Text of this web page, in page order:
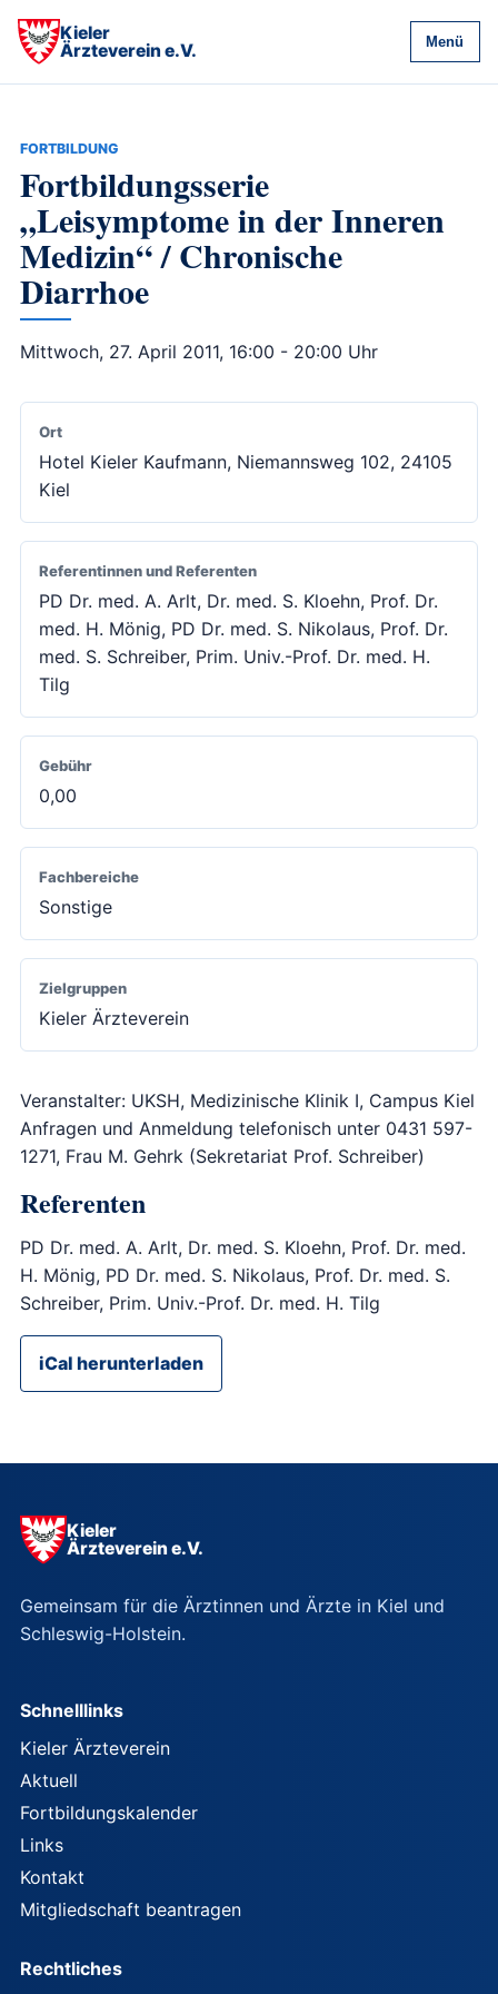
Kieler
Ärzteverein e.V.
Menü
FORTBILDUNG
Fortbildungsserie
„Leisymptome in der Inneren
Medizin“ / Chronische
Diarrhoe
Mittwoch, 27. April 2011, 16:00 - 20:00 Uhr
Ort
Hotel Kieler Kaufmann, Niemannsweg 102, 24105
Kiel
Referentinnen und Referenten
PD Dr. med. A. Arlt, Dr. med. S. Kloehn, Prof. Dr.
med. H. Mönig, PD Dr. med. S. Nikolaus, Prof. Dr.
med. S. Schreiber, Prim. Univ.-Prof. Dr. med. H.
Tilg
Gebühr
0,00
Fachbereiche
Sonstige
Zielgruppen
Kieler Ärzteverein
Veranstalter: UKSH, Medizinische Klinik I, Campus Kiel
Anfragen und Anmeldung telefonisch unter 0431 597-
1271, Frau M. Gehrk (Sekretariat Prof. Schreiber)
Referenten
PD Dr. med. A. Arlt, Dr. med. S. Kloehn, Prof. Dr. med.
H. Mönig, PD Dr. med. S. Nikolaus, Prof. Dr. med. S.
Schreiber, Prim. Univ.-Prof. Dr. med. H. Tilg
iCal herunterladen
Kieler
Ärzteverein e.V.
Gemeinsam für die Ärztinnen und Ärzte in Kiel und
Schleswig-Holstein.
Schnelllinks
Kieler Ärzteverein
Aktuell
Fortbildungskalender
Links
Kontakt
Mitgliedschaft beantragen
Rechtliches